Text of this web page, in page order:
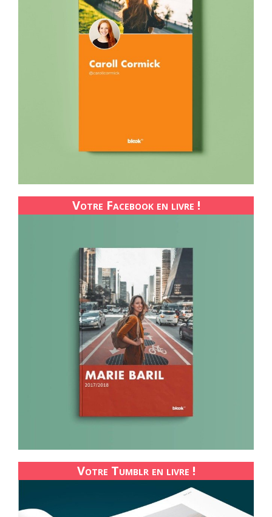
Votre Facebook en livre !
Votre Tumblr en livre !